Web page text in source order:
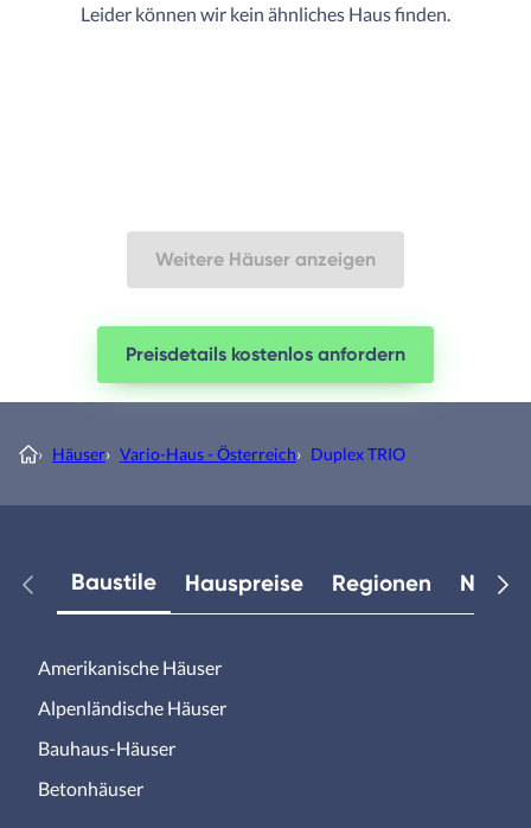
Leider können wir kein ähnliches Haus finden.
Weitere Häuser anzeigen
Preisdetails kostenlos anfordern
› Häuser› Vario-Haus - Österreich› Duplex TRIO
Baustile Hauspreise Regionen
Amerikanische Häuser
Alpenländische Häuser
Bauhaus-Häuser
Betonhäuser